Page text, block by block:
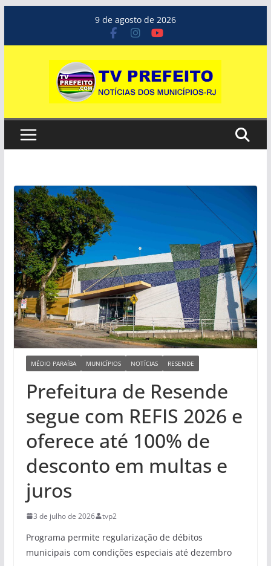
o
9 de agosto de 2026
MÉDIO PARAÍBA MUNICÍPIOS NOTÍCIAS RESENDE
Prefeitura de Resende
segue com REFIS 2026 e
oferece até 100% de
desconto em multas e
juros
3 de julho de 2026 tvp2
Programa permite regularização de débitos
municipais com condições especiais até dezembro